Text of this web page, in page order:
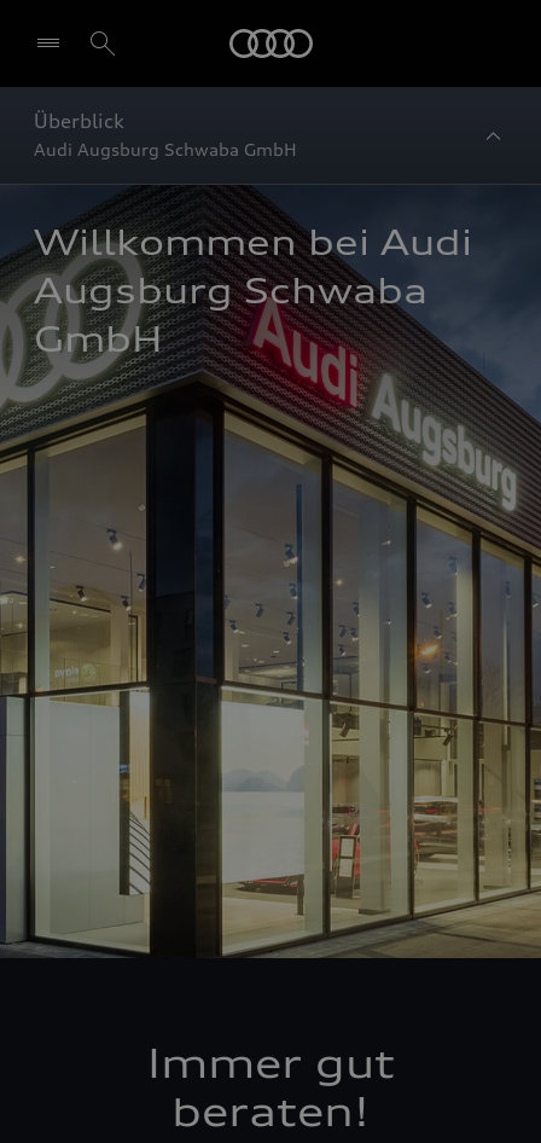
Überblick
Audi Augsburg Schwaba GmbH
Willkommen bei Audi
Augsburg Schwaba
GmbH
Immer gut
beraten!